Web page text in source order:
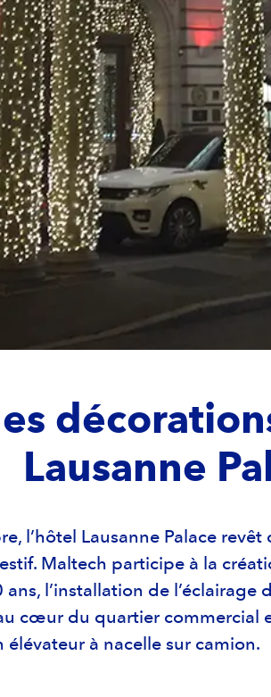
Lausanne
l’hôtel Lausanne Palace
Maltech participe à la
l’installation de l’éclairage
cœur du quartier commercial
élévateur à nacelle sur camion.